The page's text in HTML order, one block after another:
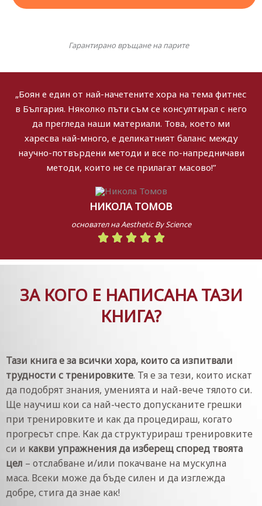
Гарантирано връщане на парите​
„Боян е един от най-начетените хора на тема фитнес
в България. Няколко пъти съм се консултирал с него
да прегледа наши материали. Това, което ми
харесва най-много, е деликатният баланс между
научно-потвърдени методи и все по-напредничави
методи, които не се прилагат масово!”
НИКОЛА ТОМОВ
основател на Aesthetic By Science
    Rated
5
ЗА КОГО Е НАПИСАНА ТАЗИ
КНИГА?
Тази книга е за всички хора, които са изпитвали
трудности с тренировките. Тя е за тези, които искат
да подобрят знания, уменията и най-вече тялото си.
Ще научиш кои са най-често допусканите грешки
при тренировките и как да процедираш, когато
прогресът спре. Как да структурираш тренировките
си и какви упражнения да изберещ според твоята
цел – отслабване и/или покачване на мускулна
маса. Всеки може да бъде силен и да изглежда
добре, стига да знае как!